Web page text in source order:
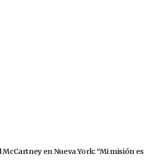
en Nueva York: “Mi misión es